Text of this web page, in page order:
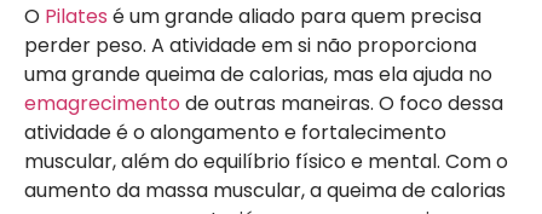
O Pilates é um grande aliado para quem precisa
perder peso. A atividade em si não proporciona
uma grande queima de calorias, mas ela ajuda no
emagrecimento de outras maneiras. O foco dessa
atividade é o alongamento e fortalecimento
muscular, além do equilíbrio físico e mental. Com o
aumento da massa muscular, a queima de calorias